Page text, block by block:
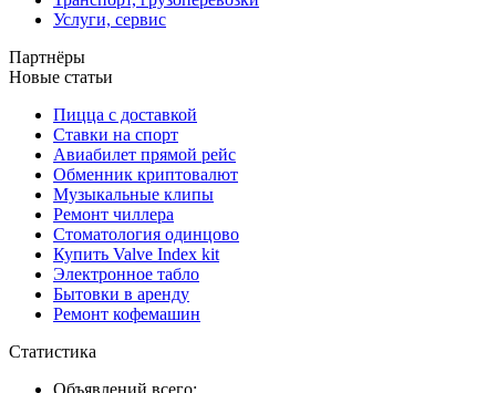
Услуги, сервис
Партнёры
Новые статьи
Пицца с доставкой
Ставки на спорт
Авиабилет прямой рейс
Обменник криптовалют
Музыкальные клипы
Ремонт чиллера
Стоматология одинцово
Купить Valve Index kit
Электронное табло
Бытовки в аренду
Ремонт кофемашин
Статистика
Объявлений всего: